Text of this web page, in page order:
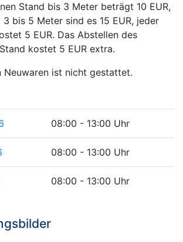
Stand bis 3 Meter beträgt 10 EUR,
bis 5 Meter sind es 15 EUR, jeder
5 EUR. Das Abstellen des
kostet 5 EUR extra.
Neuwaren ist nicht gestattet.
08:00 - 13:00 Uhr
08:00 - 13:00 Uhr
08:00 - 13:00 Uhr